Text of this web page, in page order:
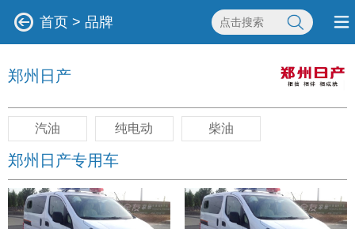
首页 > 品牌
郑州日产
汽油 纯电动 柴油
郑州日产专用车